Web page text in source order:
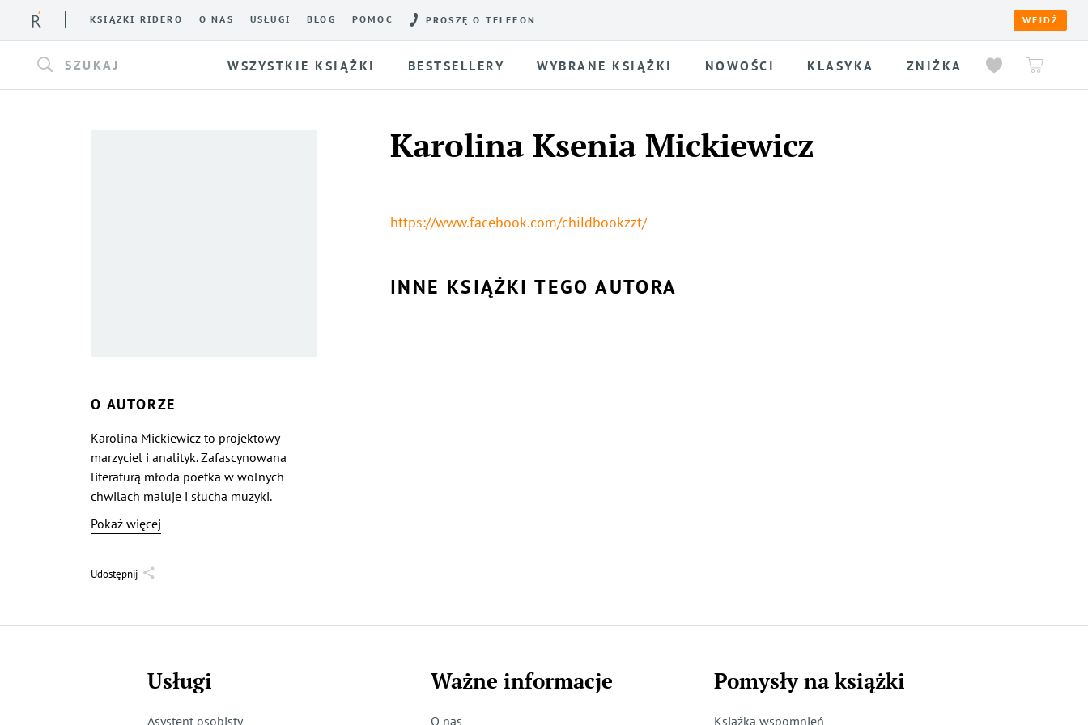
KSIĄŻKI RIDERO O NAS USŁUGI BLOG POMOC PROSZĘ O TELEFON WEJDŹ
SZUKAJ WSZYSTKIE KSIĄŻKI BESTSELLERY WYBRANE KSIĄŻKI NOWOŚCI KLASYKA ZNIŻKA
Karolina Ksenia Mickiewicz
https://www.facebook.com/childbookzzt/
INNE KSIĄŻKI TEGO AUTORA
O AUTORZE
Karolina Mickiewicz to projektowy
marzyciel i analityk. Zafascynowana
literaturą młoda poetka w wolnych
chwilach maluje i słucha muzyki.
Aleksandra Kurowska o utalentowana
artystka, która uwielbia śpiewać, tańczyć,
w szczególności twórczości Debussy’ego.
piękne krajobrazy i przelewać swoje
refleksje na papier.
Pokaż więcej
Udostępnij
Usługi
Asystent osobisty
Ważne informacje
O nas
Pomysły na książki
Książka wspomnień